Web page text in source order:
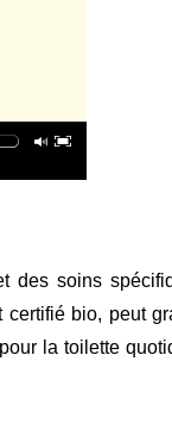
des soins
bio, peut
la toilette